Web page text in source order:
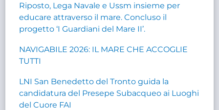
Riposto, Lega Navale e Ussm insieme per
educare attraverso il mare. Concluso il
progetto ‘I Guardiani del Mare II’.
NAVIGABILE 2026: IL MARE CHE ACCOGLIE
TUTTI
LNI San Benedetto del Tronto guida la
candidatura del Presepe Subacqueo ai Luoghi
del Cuore FAI